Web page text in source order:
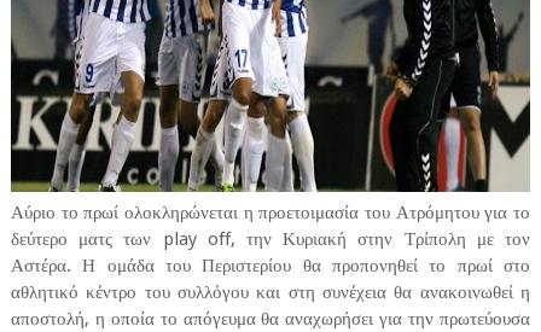
Αύριο το πρωί ολοκληρώνεται η προετοιμασία του Ατρόμητου για το
δεύτερο ματς των play off, την Κυριακή στην Τρίπολη με τον
Αστέρα. Η ομάδα του Περιστερίου θα προπονηθεί το πρωί στο
αθλητικό κέντρο του συλλόγου και στη συνέχεια θα ανακοινωθεί η
αποστολή, η οποία το απόγευμα θα αναχωρήσει για την πρωτεύουσα